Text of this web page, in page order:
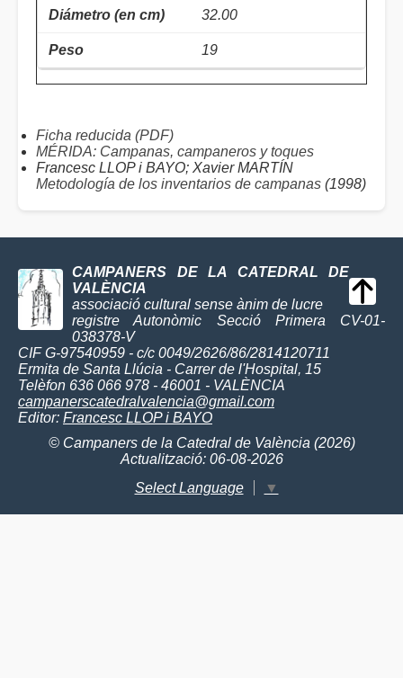
32.00
19
Ficha reducida (PDF)
MÉRIDA: Campanas, campaneros y toques
Francesc LLOP i BAYO; Xavier MARTÍN
Metodología de los inventarios de campanas (1998)
CAMPANERS DE LA CATEDRAL DE
VALÈNCIA
associació cultural sense ànim de lucre
registre Autonòmic Secció Primera CV-01-
038378-V
CIF G-97540959 - c/c 0049/2626/86/2814120711
Ermita de Santa Llúcia - Carrer de l'Hospital, 15
Telèfon 636 066 978 - 46001 - VALÈNCIA
campanerscatedralvalencia@gmail.com
Editor: Francesc LLOP i BAYO
© Campaners de la Catedral de València (2026)
Actualització: 06-08-2026
Select Language
▼